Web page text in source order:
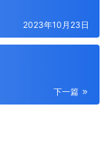
2023年10月23日
下一篇